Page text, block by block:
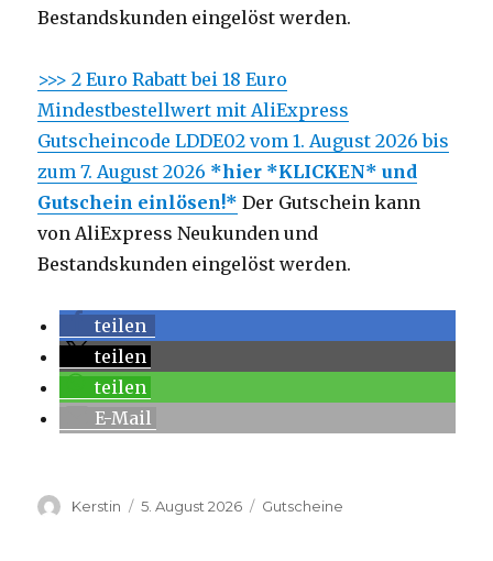
Bestandskunden eingelöst werden.
>>> 2 Euro Rabatt bei 18 Euro
Mindestbestellwert mit AliExpress
Gutscheincode LDDE02 vom 1. August 2026 bis
zum 7. August 2026 *hier *KLICKEN* und
Gutschein einlösen!* Der Gutschein kann
von AliExpress Neukunden und
Bestandskunden eingelöst werden.
teilen
teilen
teilen
E-Mail
Autor
Kerstin
Veröffentlicht
5. August 2026 Kategorien
Gutscheine